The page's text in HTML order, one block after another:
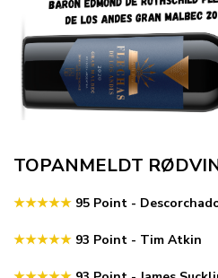
TOPANMELDT
★★★★★ 95 Point -
★★★★★ 93 Point - Tim Atkin